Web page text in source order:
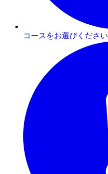
コースをお選びください